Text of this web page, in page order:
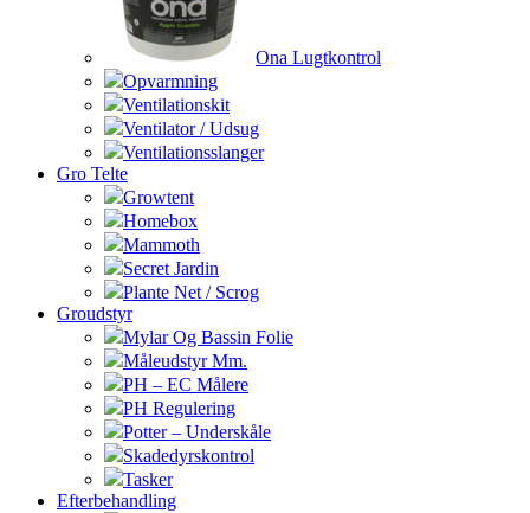
Ona Lugtkontrol
Opvarmning
Ventilationskit
Ventilator / Udsug
Ventilationsslanger
Gro Telte
Growtent
Homebox
Mammoth
Secret Jardin
Plante Net / Scrog
Groudstyr
Mylar Og Bassin Folie
Måleudstyr Mm.
PH – EC Målere
PH Regulering
Potter – Underskåle
Skadedyrskontrol
Tasker
Efterbehandling